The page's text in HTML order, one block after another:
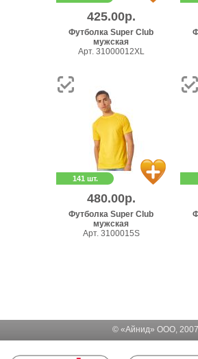
425.00р.
Футболка Super Club
мужская
Арт. 31000012XL
141 шт.
480.00р.
Футболка Super Club
мужская
Арт. 3100015S
© «Айнид» ООО,